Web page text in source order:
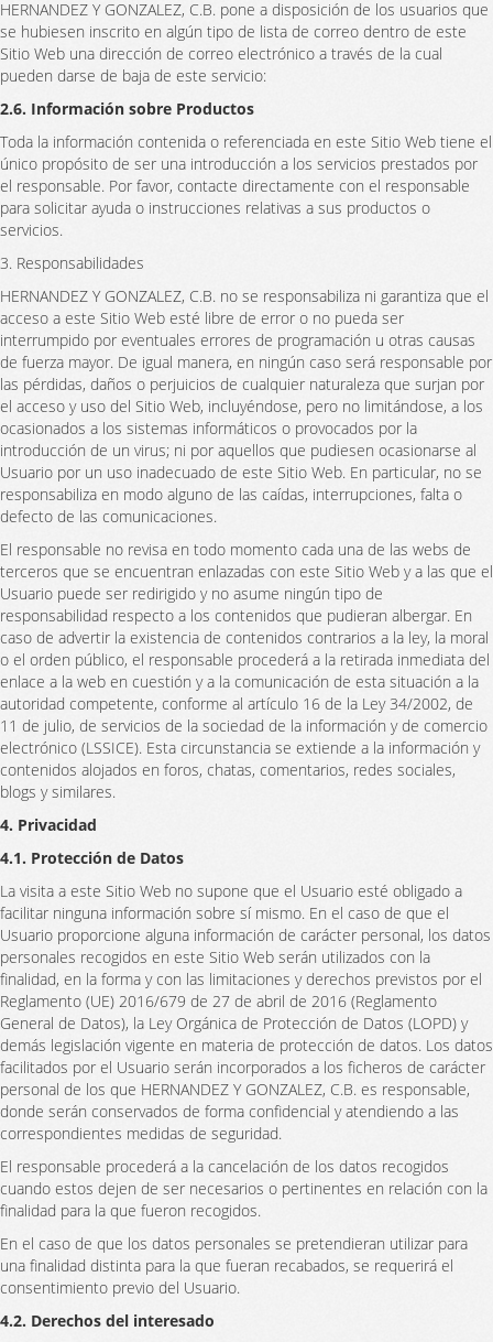
HERNANDEZ Y GONZALEZ, C.B. pone a disposición de los usuarios que
se hubiesen inscrito en algún tipo de lista de correo dentro de este
Sitio Web una dirección de correo electrónico a través de la cual
pueden darse de baja de este servicio:
2.6. Información sobre Productos
Toda la información contenida o referenciada en este Sitio Web tiene el
único propósito de ser una introducción a los servicios prestados por
el responsable. Por favor, contacte directamente con el responsable
para solicitar ayuda o instrucciones relativas a sus productos o
servicios.
3. Responsabilidades
HERNANDEZ Y GONZALEZ, C.B. no se responsabiliza ni garantiza que el
acceso a este Sitio Web esté libre de error o no pueda ser
interrumpido por eventuales errores de programación u otras causas
de fuerza mayor. De igual manera, en ningún caso será responsable por
las pérdidas, daños o perjuicios de cualquier naturaleza que surjan por
el acceso y uso del Sitio Web, incluyéndose, pero no limitándose, a los
ocasionados a los sistemas informáticos o provocados por la
introducción de un virus; ni por aquellos que pudiesen ocasionarse al
Usuario por un uso inadecuado de este Sitio Web. En particular, no se
responsabiliza en modo alguno de las caídas, interrupciones, falta o
defecto de las comunicaciones.
El responsable no revisa en todo momento cada una de las webs de
terceros que se encuentran enlazadas con este Sitio Web y a las que el
Usuario puede ser redirigido y no asume ningún tipo de
responsabilidad respecto a los contenidos que pudieran albergar. En
caso de advertir la existencia de contenidos contrarios a la ley, la moral
o el orden público, el responsable procederá a la retirada inmediata del
enlace a la web en cuestión y a la comunicación de esta situación a la
autoridad competente, conforme al artículo 16 de la Ley 34/2002, de
11 de julio, de servicios de la sociedad de la información y de comercio
electrónico (LSSICE). Esta circunstancia se extiende a la información y
contenidos alojados en foros, chatas, comentarios, redes sociales,
blogs y similares.
4. Privacidad
4.1. Protección de Datos
La visita a este Sitio Web no supone que el Usuario esté obligado a
facilitar ninguna información sobre sí mismo. En el caso de que el
Usuario proporcione alguna información de carácter personal, los datos
personales recogidos en este Sitio Web serán utilizados con la
finalidad, en la forma y con las limitaciones y derechos previstos por el
Reglamento (UE) 2016/679 de 27 de abril de 2016 (Reglamento
General de Datos), la Ley Orgánica de Protección de Datos (LOPD) y
demás legislación vigente en materia de protección de datos. Los datos
facilitados por el Usuario serán incorporados a los ficheros de carácter
personal de los que HERNANDEZ Y GONZALEZ, C.B. es responsable,
donde serán conservados de forma confidencial y atendiendo a las
correspondientes medidas de seguridad.
El responsable procederá a la cancelación de los datos recogidos
cuando estos dejen de ser necesarios o pertinentes en relación con la
finalidad para la que fueron recogidos.
En el caso de que los datos personales se pretendieran utilizar para
una finalidad distinta para la que fueran recabados, se requerirá el
consentimiento previo del Usuario.
4.2. Derechos del interesado